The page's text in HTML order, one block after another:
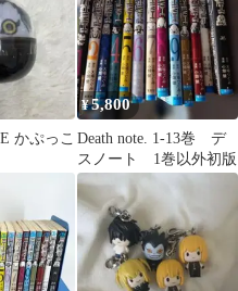
かぷっこ
¥5,800
Death note. 1-13巻 デ
スノート 1巻以外初版